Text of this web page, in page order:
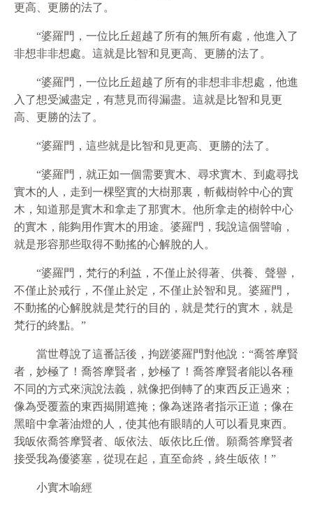
更高、更勝的法了。
“婆羅門，一位比丘超越了所有的無所有處，他進入了
非想非非想處。這就是比智和見更高、更勝的法了。
“婆羅門，一位比丘超越了所有的非想非非想處，他進
入了想受滅盡定，有慧見而得漏盡。這就是比智和見更
高、更勝的法了。
“婆羅門，這些就是比智和見更高、更勝的法了。
“婆羅門，就正如一個需要實木、尋求實木、到處尋找
實木的人，走到一棵堅實的大樹那裏，斬截樹幹中心的實
木，知道那是實木和拿走了那實木。他所拿走的樹幹中心
的實木，能夠用作實木的用途。婆羅門，我說這個譬喻，
就是形容那些取得不動搖的心解脫的人。
“婆羅門，梵行的利益，不僅止於得著、供養、聲譽，
不僅止於戒行，不僅止於定，不僅止於智和見。婆羅門，
不動搖的心解脫就是梵行的目的，就是梵行的實木，就是
梵行的終點。”
當世尊說了這番話後，拘蹉婆羅門對他說：“喬答摩賢
者，妙極了！喬答摩賢者，妙極了！喬答摩賢者能以各種
不同的方式來演說法義，就像把倒轉了的東西反正過來；
像為受覆蓋的東西揭開遮掩；像為迷路者指示正道；像在
黑暗中拿著油燈的人，使其他有眼睛的人可以看見東西。
我皈依喬答摩賢者、皈依法、皈依比丘僧。願喬答摩賢者
接受我為優婆塞，從現在起，直至命終，終生皈依！”
小實木喻經